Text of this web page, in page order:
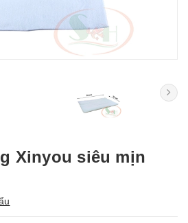
Xinyou siêu mịn